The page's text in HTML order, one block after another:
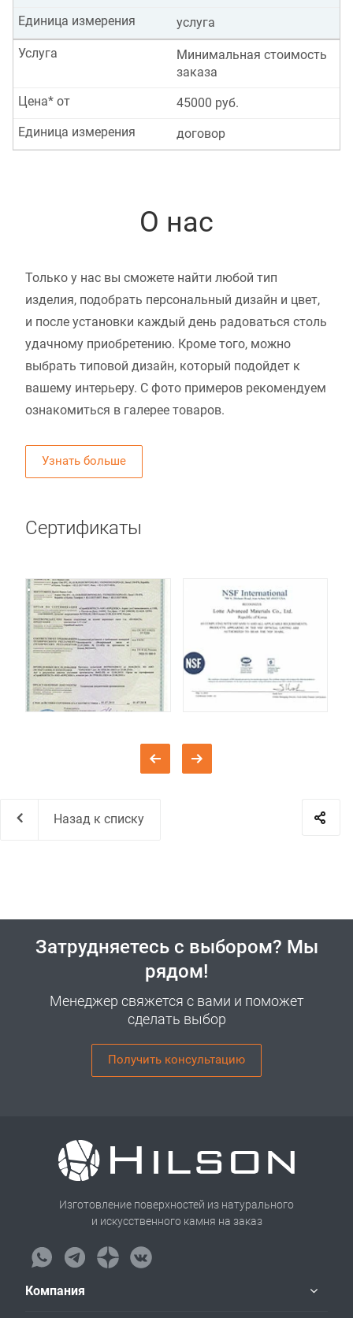
услуга
Единица измерения
Минимальная стоимость
заказа
Услуга
45000 руб.
Цена* от
договор
Единица измерения
О нас
Только у нас вы сможете найти любой тип
изделия, подобрать персональный дизайн и цвет,
и после установки каждый день радоваться столь
удачному приобретению. Кроме того, можно
выбрать типовой дизайн, который подойдет к
вашему интерьеру. С фото примеров рекомендуем
ознакомиться в галерее товаров.
Узнать больше
Сертификаты
Назад к списку
Затрудняетесь с выбором? Мы
рядом!
Менеджер свяжется с вами и поможет
сделать выбор
Получить консультацию
Изготовление поверхностей из натурального
и искусственного камня на заказ
Компания